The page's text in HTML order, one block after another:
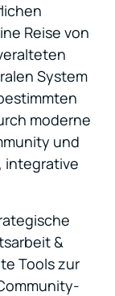
Reise von
System
moderne
und
integrative
&
Tools zur